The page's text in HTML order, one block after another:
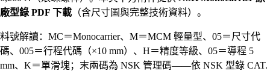
廠型錄 PDF 下載 （含尺寸圖與完整技術資料）。
料號解讀：MC＝Monocarrier、M＝MCM 輕量型、05＝尺寸代
碼、005＝行程代碼（×10 mm）、H＝精度等級、05＝導程 5
mm、K＝單滑塊；末兩碼為 NSK 管理碼——依 NSK 型錄 CAT.